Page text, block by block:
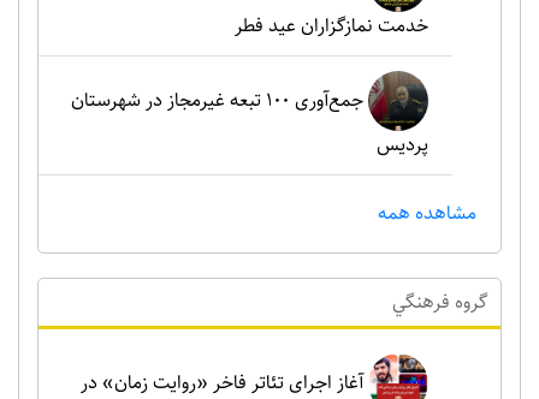
خدمت نمازگزاران عید فطر
جمع‌آوری ۱۰۰ تبعه غیرمجاز در شهرستان
پردیس
مشاهده همه
گروه فرهنگي
آغاز اجرای تئاتر فاخر «روایت زمان» در